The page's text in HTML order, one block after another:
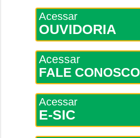
Acessar
OUVIDORIA
Acessar
FALE CONOSCO
Acessar
E-SIC